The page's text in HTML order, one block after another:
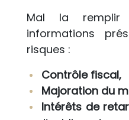
Mal la
informations
risques :
Contrôle fiscal,
Majoration du
Intérêts de